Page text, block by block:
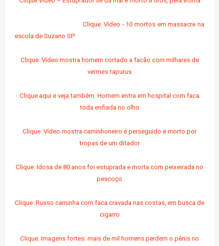
Clique: Vídeo - 10 mortos em massacre na
escola de Suzano SP
Clique: Vídeo mostra homem cortado a facão com milhares de
vermes tapurus
Clique aqui e veja também: Homem entra em hospital com faca
toda enfiada no olho
Clique: Vídeo mostra caminhoneiro é perseguido e morto por
tropas de um ditador
Clique: Idosa de 80 anos foi estuprada e morta com peixeirada no
pescoço
Clique: Russo caminha com faca cravada nas costas, em busca de
cigarro
Clique: Imagens fortes: mais de mil homens perdem o pênis no